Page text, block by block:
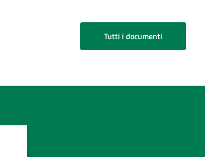
Tutti i documenti